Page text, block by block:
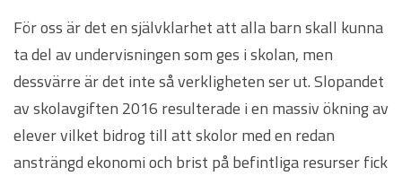
För oss är det en självklarhet att alla barn skall kunna
ta del av undervisningen som ges i skolan, men
dessvärre är det inte så verkligheten ser ut. Slopandet
av skolavgiften 2016 resulterade i en massiv ökning av
elever vilket bidrog till att skolor med en redan
ansträngd ekonomi och brist på befintliga resurser fick